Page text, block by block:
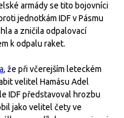
armády se tito bojovníci
jednotkám IDF v Pásmu
a zničila odpalovací
k odpalu raket.
, že při včerejším leteckém
velitel Hamásu Adel
IDF představoval hrozbu
jako velitel čety ve